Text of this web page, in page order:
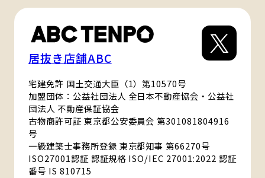
居抜き店舗ABC
宅建免許 国土交通大臣（1）第10570号
加盟団体：公益社団法人 全日本不動産協会・公益社
団法人 不動産保証協会
古物商許可証 東京都公安委員会 第301081804916
号
一級建築士事務所登録 東京都知事 第66270号
ISO27001認証 認証規格 ISO/IEC 27001:2022 認証
番号 IS 810715